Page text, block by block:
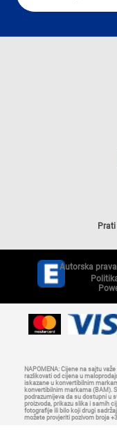
Autorska
NAPOMENA: Cijene na sajtu
razlikovati od cijena u
iskazane u konvertibilnim
konvertibilnim markama (BAM).
podrazumijeva da su dostupni u
proizvoda, prikazu slika i samih
fotografije ili bilo koji drugi
možete provjeriti pozivom broja